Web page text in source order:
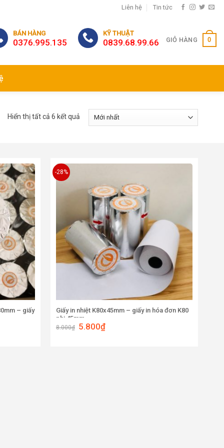
Liên hệ Tin tức
BÁN HÀNG
0376.995.135
KỸ THUẬT
0839.68.99.66 GIỎ HÀNG 0
Hiển thị tất cả 6 kết quả
Add to
wishlist
– giấy
-28%
Giấy in nhiệt K80x45mm – giấy in hóa đơn K80
phi 45mm
8.000₫ 5.800₫